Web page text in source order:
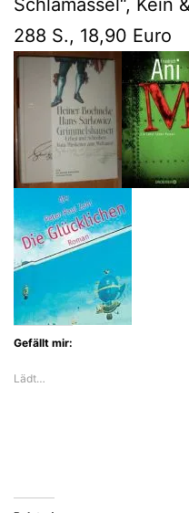
288 S., 18,90 Euro
Gefällt mir:
Lädt…